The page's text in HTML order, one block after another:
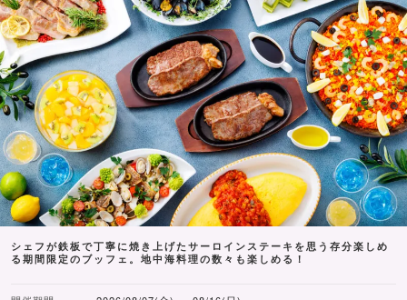
シェフが鉄板で丁寧に焼き上げたサーロインステーキを思う存分楽しめ
る期間限定のブッフェ。地中海料理の数々も楽しめる！